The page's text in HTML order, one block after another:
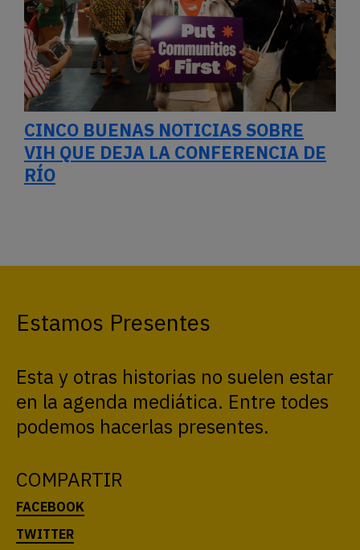
CINCO BUENAS NOTICIAS SOBRE
VIH QUE DEJA LA CONFERENCIA DE
RÍO
Estamos Presentes
Esta y otras historias no suelen estar
en la agenda mediática. Entre todes
podemos hacerlas presentes.
COMPARTIR